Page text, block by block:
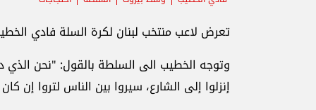
تعرض لاعب منتخب لبنان لكرة السلة فادي
وتوجه الخطيب الى السلطة بالقول: "نحن الذي
إنزلوا إلى الشارع، سيروا بين الناس لتروا إن